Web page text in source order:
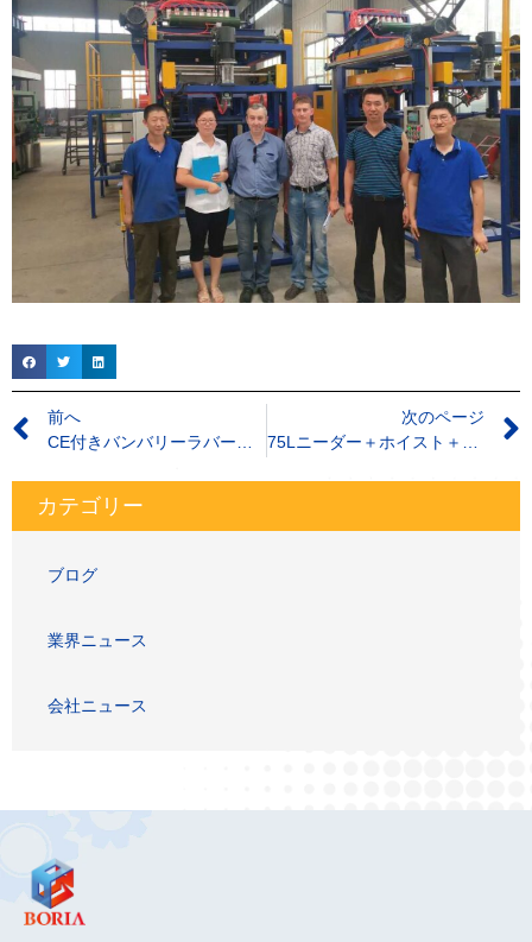
カテゴリー
ブログ
業界ニュース
会社ニュース
前へ
CE付きバンバリーラバーインターナルミキサーを選ぶ理由
次のページ
75Lニーダー＋ホイスト＋450ラバーオープンミキサー＋バッチオフクーラー